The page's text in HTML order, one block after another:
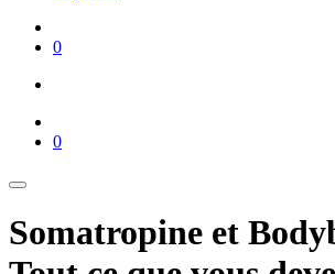
0
0
Somatropine et